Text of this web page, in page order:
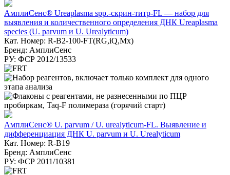
АмплиСенс® Ureaplasma spp.-скрин-титр-FL — набор для
выявления и количественного определения ДНК Ureaplasma
species (U. parvum и U. Urealyticum)
Кат. Номер: R-B2-100-FT(RG,iQ,Mx)
Бренд: АмплиСенс
РУ: ФСР 2012/13533
АмплиСенс® U. parvum / U. urealyticum-FL. Выявление и
дифференциация ДНК U. parvum и U. Urealyticum
Кат. Номер: R-B19
Бренд: АмплиСенс
РУ: ФСР 2011/10381